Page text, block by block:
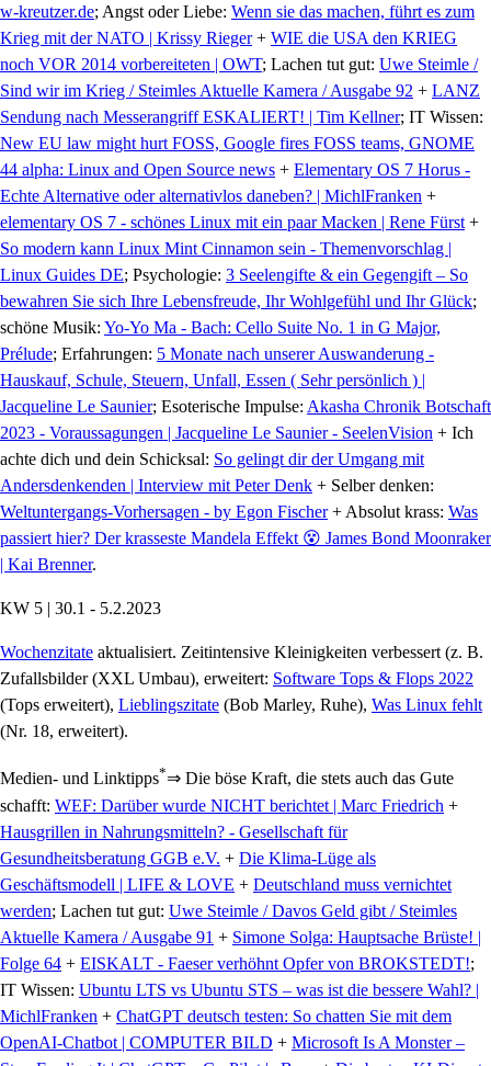
w-kreutzer.de; Angst oder Liebe: Wenn sie das machen, führt es zum
Krieg mit der NATO | Krissy Rieger+ WIE die USA den KRIEG
noch VOR 2014 vorbereiteten | OWT; Lachen tut gut: Uwe Steimle /
Sind wir im Krieg / Steimles Aktuelle Kamera / Ausgabe 92 + LANZ
Sendung nach Messerangriff ESKALIERT! | Tim Kellner; IT Wissen:
New EU law might hurt FOSS, Google fires FOSS teams, GNOME
44 alpha: Linux and Open Source news + Elementary OS 7 Horus -
Echte Alternative oder alternativlos daneben? | MichlFranken +
elementary OS 7 - schönes Linux mit ein paar Macken | Rene Fürst +
So modern kann Linux Mint Cinnamon sein - Themenvorschlag |
Linux Guides DE; Psychologie: 3 Seelengifte & ein Gegengift – So
bewahren Sie sich Ihre Lebensfreude, Ihr Wohlgefühl und Ihr Glück;
schöne Musik: Yo-Yo Ma - Bach: Cello Suite No. 1 in G Major,
Prélude; Erfahrungen: 5 Monate nach unserer Auswanderung -
Hauskauf, Schule, Steuern, Unfall, Essen ( Sehr persönlich ) |
Jacqueline Le Saunier; Esoterische Impulse: Akasha Chronik Botschaft
2023 - Voraussagungen | Jacqueline Le Saunier - SeelenVision + Ich
achte dich und dein Schicksal: So gelingt dir der Umgang mit
Andersdenkenden | Interview mit Peter Denk + Selber denken:
Weltuntergangs-Vorhersagen - by Egon Fischer+ Absolut krass: Was
passiert hier? Der krasseste Mandela Effekt 😵 James Bond Moonraker
| Kai Brenner.
KW 5 | 30.1 - 5.2.2023
Wochenzitate aktualisiert. Zeitintensive Kleinigkeiten verbessert (z. B.
Zufallsbilder (XXL Umbau), erweitert: Software Tops & Flops 2022
(Tops erweitert), Lieblingszitate (Bob Marley, Ruhe), Was Linux fehlt
(Nr. 18, erweitert).
Medien- und Linktipps*⇒ Die böse Kraft, die stets auch das Gute
schafft: WEF: Darüber wurde NICHT berichtet | Marc Friedrich +
Hausgrillen in Nahrungsmitteln? - Gesellschaft für
Gesundheitsberatung GGB e.V. + Die Klima-Lüge als
Geschäftsmodell | LIFE & LOVE + Deutschland muss vernichtet
werden; Lachen tut gut: Uwe Steimle / Davos Geld gibt / Steimles
Aktuelle Kamera / Ausgabe 91 + Simone Solga: Hauptsache Brüste! |
Folge 64 + EISKALT - Faeser verhöhnt Opfer von BROKSTEDT!;
IT Wissen: Ubuntu LTS vs Ubuntu STS – was ist die bessere Wahl? |
MichlFranken + ChatGPT deutsch testen: So chatten Sie mit dem
OpenAI-Chatbot | COMPUTER BILD + Microsoft Is A Monster –